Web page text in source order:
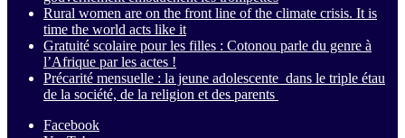
Rural women are on the front line of the climate crisis. It is
time the world acts like it
Gratuité scolaire pour les filles : Cotonou parle du genre à
l’Afrique par les actes !
Précarité mensuelle : la jeune adolescente dans le triple étau
de la société, de la religion et des parents
Facebook